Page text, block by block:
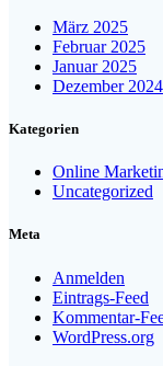
März 2025
Februar 2025
Januar 2025
Dezember 2024
Kategorien
Online
Uncategorized
Meta
Anmelden
Eintrags-Feed
Kommentar-
WordPress.org